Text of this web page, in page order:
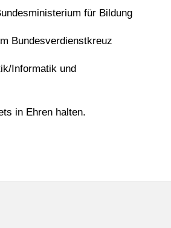
für Bildung
Bundesverdienstkreuz
Informatik und
in Ehren halten.